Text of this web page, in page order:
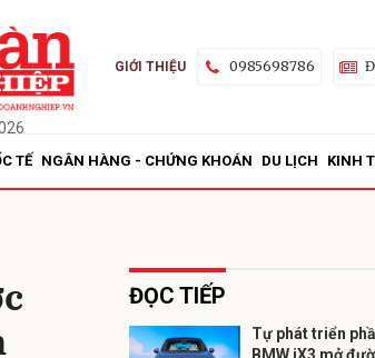
GIỚI THIỆU 0985698786
TẾ NGÂN HÀNG - CHỨNG KHOÁN DU LỊCH KINH
ĐỌC TIẾP
Tự phát triển